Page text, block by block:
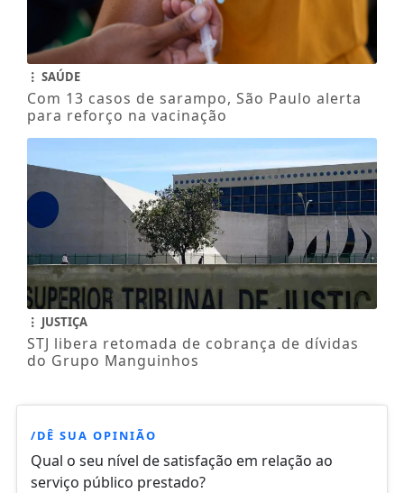
SAÚDE
Com 13 casos de sarampo, São Paulo alerta
para reforço na vacinação
JUSTIÇA
STJ libera retomada de cobrança de dívidas
do Grupo Manguinhos
/DÊ SUA OPINIÃO
Qual o seu nível de satisfação em relação ao
serviço público prestado?